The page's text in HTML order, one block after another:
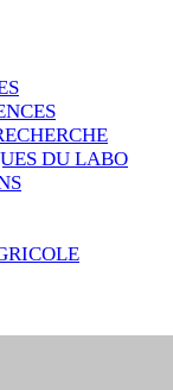
DU LABO